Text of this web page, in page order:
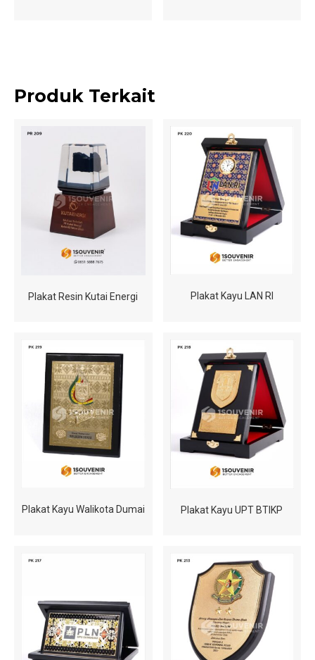
Produk Terkait
Plakat Resin Kutai Energi Plakat Kayu LAN RI
Plakat Kayu Walikota Dumai Plakat Kayu UPT BTIKP